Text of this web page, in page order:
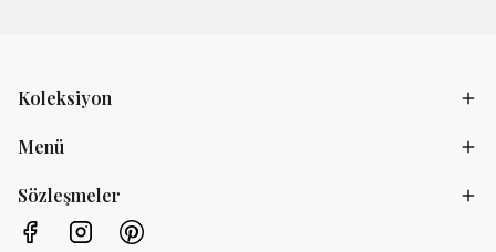
Koleksiyon
Menü
Sözleşmeler